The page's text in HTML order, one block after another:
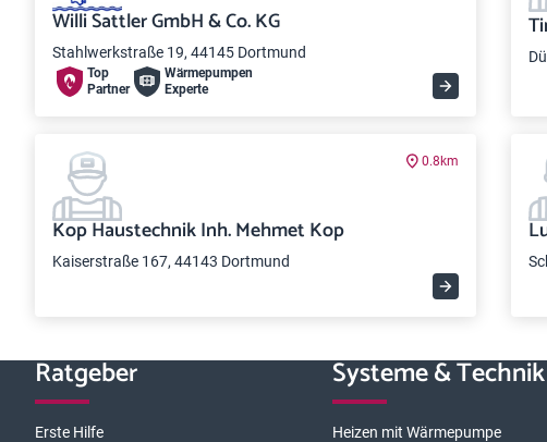
Willi Sattler GmbH & Co. KG
Stahlwerkstraße 19, 44145 Dortmund
Top
Partner
Wärme­pumpen
Experte
0.8km
Kop Haustechnik Inh. Mehmet Kop
Kaiserstraße 167, 44143 Dortmund
Ratgeber
Erste Hilfe
Systeme & Technik
Heizen mit Wärmepumpe